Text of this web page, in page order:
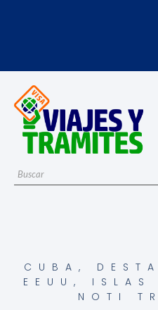
CUBA ,
EEUU , ISLAS
NOTI